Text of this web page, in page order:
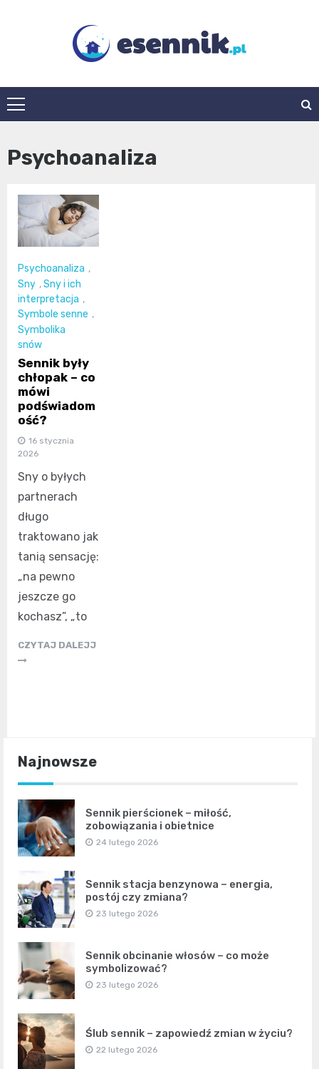
esennik.pl
Psychoanaliza
Psychoanaliza ,
Sny ,Sny i ich
interpretacja ,
Symbole senne ,
Symbolika
snów
Sennik były
chłopak – co
mówi
podświadom
ość?
16 stycznia
2026
Sny o byłych
partnerach
długo
traktowano jak
tanią sensację:
„na pewno
jeszcze go
kochasz”, „to
CZYTAJ DALEJJ
Najnowsze
Sennik pierścionek – miłość,
zobowiązania i obietnice
24 lutego 2026
Sennik stacja benzynowa – energia,
postój czy zmiana?
23 lutego 2026
Sennik obcinanie włosów – co może
symbolizować?
23 lutego 2026
Ślub sennik – zapowiedź zmian w życiu?
22 lutego 2026